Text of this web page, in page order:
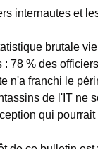
internautes et
brutale
: 78 % des
n'a franchi le
de l'IT ne
qui